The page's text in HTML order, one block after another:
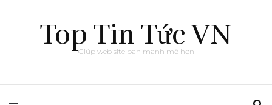
Top Tin Tức VN
Giúp web site bạn mạnh mẽ hơn